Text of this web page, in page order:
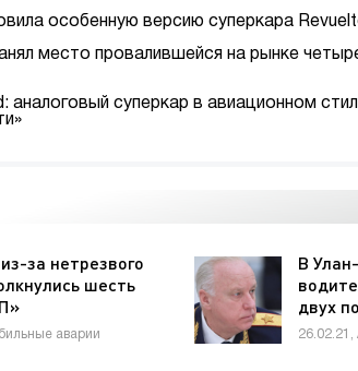
особенную версию суперкара
место провалившейся на рынке
аналоговый суперкар в авиационном
за нетрезвого
шесть
аварии
В
двух
26.02.21,